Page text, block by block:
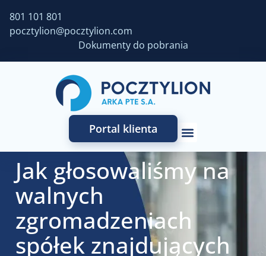
801 101 801
pocztylion@pocztylion.com
Dokumenty do pobrania
Portal klienta
Jak głosowaliśmy na
walnych
zgromadzeniach
spółek znajdujących